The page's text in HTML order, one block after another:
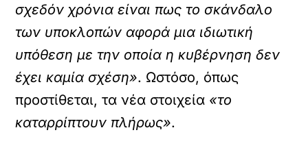
σχεδόν χρόνια είναι πως το σκάνδαλο
των υποκλοπών αφορά μια ιδιωτική
υπόθεση με την οποία η κυβέρνηση δεν
έχει καμία σχέση». Ωστόσο, όπως
προστίθεται, τα νέα στοιχεία «το
καταρρίπτουν πλήρως».